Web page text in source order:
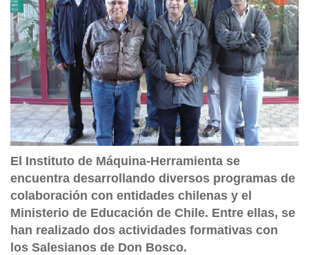
El Instituto de Máquina-Herramienta se
encuentra desarrollando diversos programas de
colaboración con entidades chilenas y el
Ministerio de Educación de Chile. Entre ellas, se
han realizado dos actividades formativas con
los Salesianos de Don Bosco.